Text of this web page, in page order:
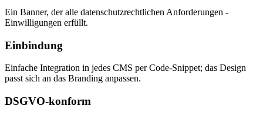
Ein Banner, der alle datenschutzrechtlichen Anforderungen -
Einwilligungen erfüllt.
Einbindung
Einfache Integration in jedes CMS per Code-Snippet; das Design
passt sich an das Branding anpassen.
DSGVO-konform